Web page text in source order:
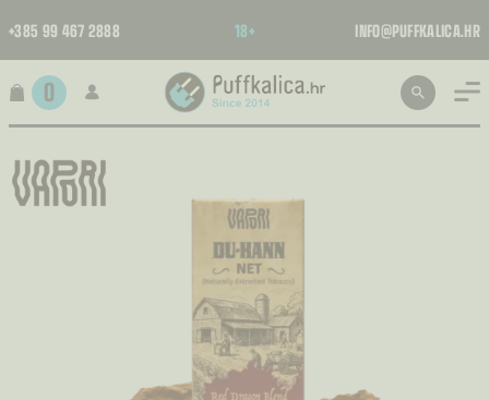
+385 99 467 2888 18+ INFO@PUFFKALICA.HR
0